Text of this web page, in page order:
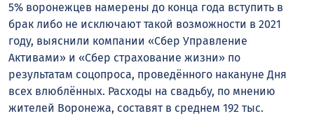
5% воронежцев намерены до конца года вступить в
брак либо не исключают такой возможности в 2021
году, выяснили компании «Сбер Управление
Активами» и «Сбер страхование жизни» по
результатам соцопроса, проведённого накануне Дня
всех влюблённых. Расходы на свадьбу, по мнению
жителей Воронежа, составят в среднем 192 тыс.